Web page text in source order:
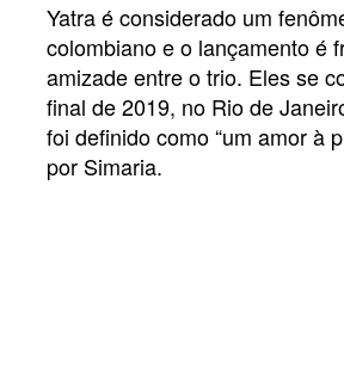
Yatra é considerado um
colombiano e o lançamento é
amizade entre o trio. Eles se
final de 2019, no Rio de
foi definido como “um amor à
por Simaria.